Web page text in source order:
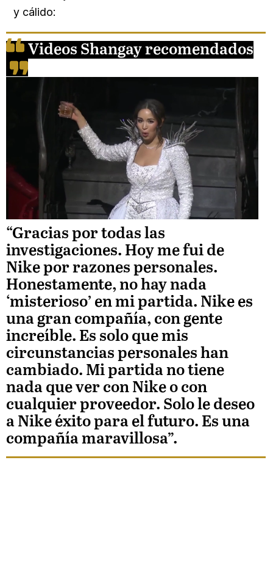
y cálido:
Videos Shangay recomendados
Loaded
25.99%
“Gracias por todas las
investigaciones. Hoy me fui de
Nike por razones personales.
Honestamente, no hay nada
‘misterioso’ en mi partida. Nike es
una gran compañía, con gente
increíble. Es solo que mis
circunstancias personales han
cambiado. Mi partida no tiene
nada que ver con Nike o con
cualquier proveedor. Solo le deseo
a Nike éxito para el futuro. Es una
compañía maravillosa”.